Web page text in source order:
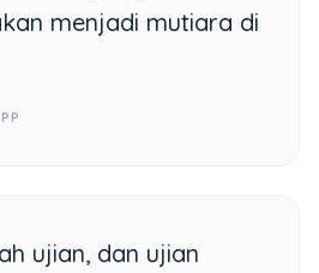
menjadi mutiara di
ujian, dan ujian